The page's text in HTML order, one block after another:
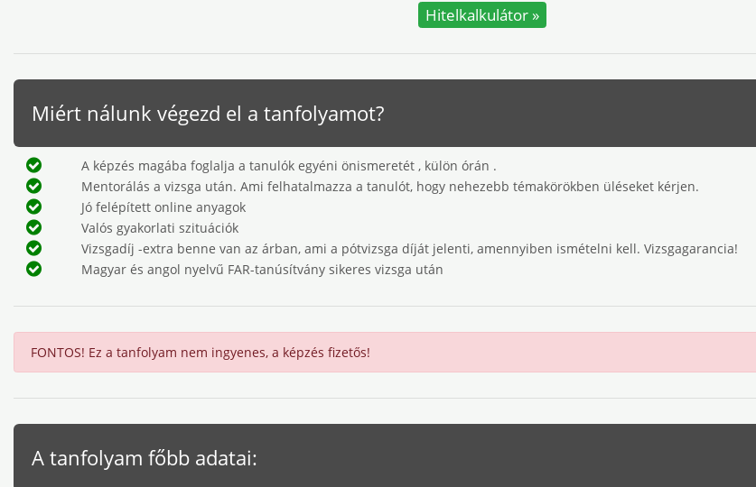
Hitelkalkulátor »
Miért nálunk végezd el a tanfolyamot?
A képzés magába foglalja a tanulók egyéni önismeretét , külön órán .
Mentorálás a vizsga után. Ami felhatalmazza a tanulót, hogy nehezebb témakörökben üléseket kérjen.
Jó felépített online anyagok
Valós gyakorlati szituációk
Vizsgadíj -extra benne van az árban, ami a pótvizsga díját jelenti, amennyiben ismételni kell. Vizsgagarancia!
Magyar és angol nyelvű FAR-tanúsítvány sikeres vizsga után
FONTOS! Ez a tanfolyam nem ingyenes, a képzés fizetős!
A tanfolyam főbb adatai: